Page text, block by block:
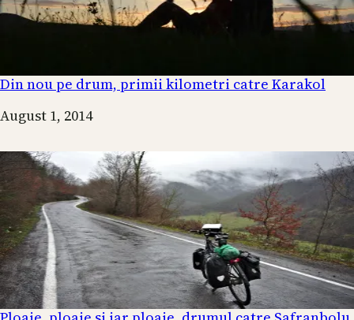
Din nou pe drum, primii kilometri catre Karakol
Date
August 1, 2014